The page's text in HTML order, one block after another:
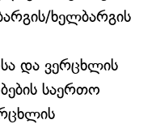
ხელბარგის
და ვერცხლის
საერთო